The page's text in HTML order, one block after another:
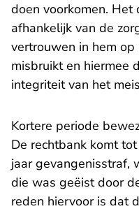
doen voorkomen.
afhankelijk van de
vertrouwen in hem
misbruikt en hiermee
integriteit van het
Kortere periode
De rechtbank komt
jaar gevangenisstraf,
die was geëist door
reden hiervoor is dat